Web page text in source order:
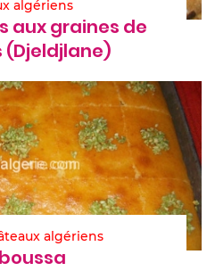
algériens
aux graines de
(Djeldjlane)
algériens